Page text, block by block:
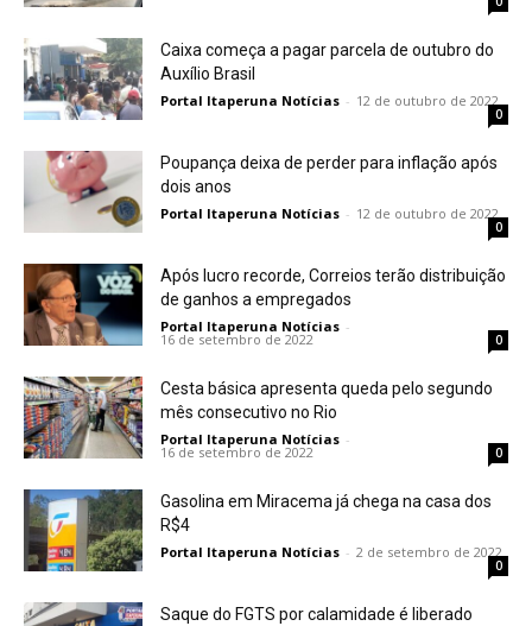
Caixa começa a pagar parcela de outubro do
Auxílio Brasil
Portal Itaperuna Notícias - 12 de outubro de 2022
0
Poupança deixa de perder para inflação após
dois anos
Portal Itaperuna Notícias - 12 de outubro de 2022
0
Após lucro recorde, Correios terão distribuição
de ganhos a empregados
Portal Itaperuna Notícias -
16 de setembro de 2022 0
Cesta básica apresenta queda pelo segundo
mês consecutivo no Rio
Portal Itaperuna Notícias -
16 de setembro de 2022 0
Gasolina em Miracema já chega na casa dos
R$4
Portal Itaperuna Notícias - 2 de setembro de 2022
0
Saque do FGTS por calamidade é liberado